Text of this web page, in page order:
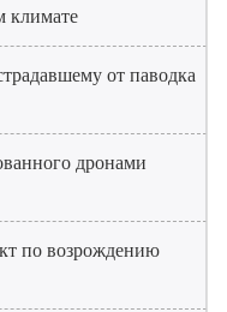
климате
от паводка
дронами
по возрождению